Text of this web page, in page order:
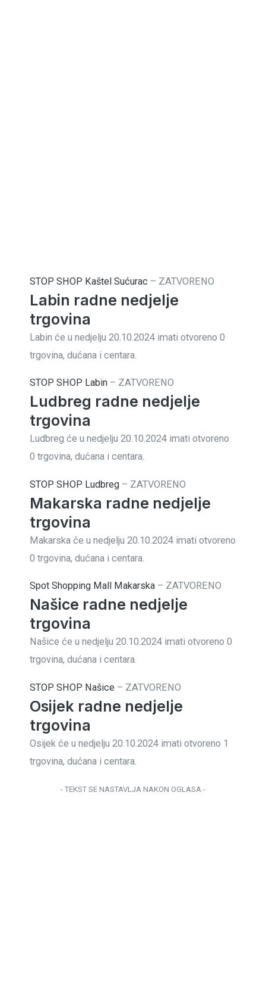
STOP SHOP Kaštel Sućurac – ZATVORENO
Labin radne nedjelje
trgovina
Labin će u nedjelju 20.10.2024 imati otvoreno 0
trgovina, dućana i centara.
STOP SHOP Labin – ZATVORENO
Ludbreg radne nedjelje
trgovina
Ludbreg će u nedjelju 20.10.2024 imati otvoreno
0 trgovina, dućana i centara.
STOP SHOP Ludbreg – ZATVORENO
Makarska radne nedjelje
trgovina
Makarska će u nedjelju 20.10.2024 imati otvoreno
0 trgovina, dućana i centara.
Spot Shopping Mall Makarska – ZATVORENO
Našice radne nedjelje
trgovina
Našice će u nedjelju 20.10.2024 imati otvoreno 0
trgovina, dućana i centara.
STOP SHOP Našice – ZATVORENO
Osijek radne nedjelje
trgovina
Osijek će u nedjelju 20.10.2024 imati otvoreno 1
trgovina, dućana i centara.
- TEKST SE NASTAVLJA NAKON OGLASA -